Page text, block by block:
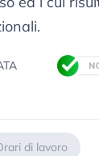
di lavoro